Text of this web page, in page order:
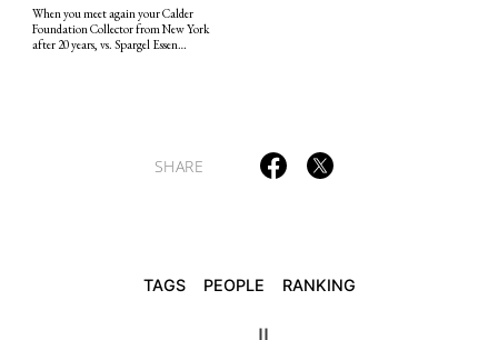
When you meet again your Calder
Foundation Collector from New York
after 20 years, vs. Spargel Essen…
SHARE
TAGS PEOPLE RANKING